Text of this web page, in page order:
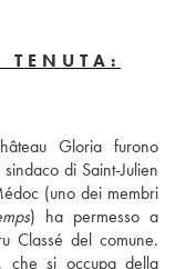
Gloria furono
di Saint-Julien
(uno dei membri
) ha permesso a
Classé del comune.
che si occupa della